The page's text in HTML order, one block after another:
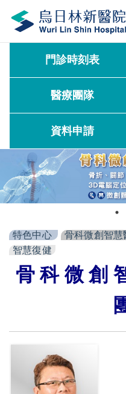
門診時刻表
醫療團隊
資料申請
特色中心 骨科微創智慧
智慧復健
骨 科 微 創